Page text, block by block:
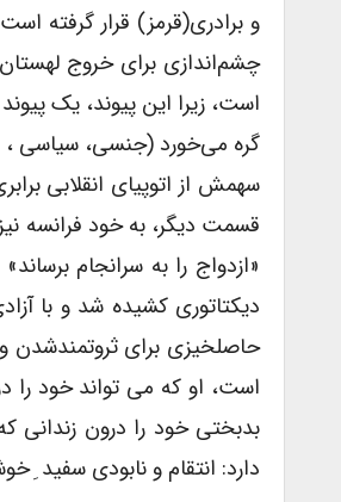
و برادری(قرمز) قرار گرفته
چشم‌اندازی برای خروج لهستان
است، زیرا این پیوند، یک
گره می‌خورد (جنسی، سیاسی ،
سهمش از اتوپیای انقلابی
قسمت دیگر، به خود فرانسه
«ازدواج را به سرانجام
دیکتاتوری کشیده شد و با
حاصلخیزی برای ثروتمند‌شدن
است، او که می تواند خود را
بدبختی خود را درون زندانی
دارد: انتقام و نابودی سفید